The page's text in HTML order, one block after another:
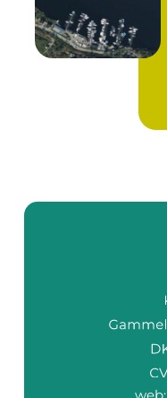
web: